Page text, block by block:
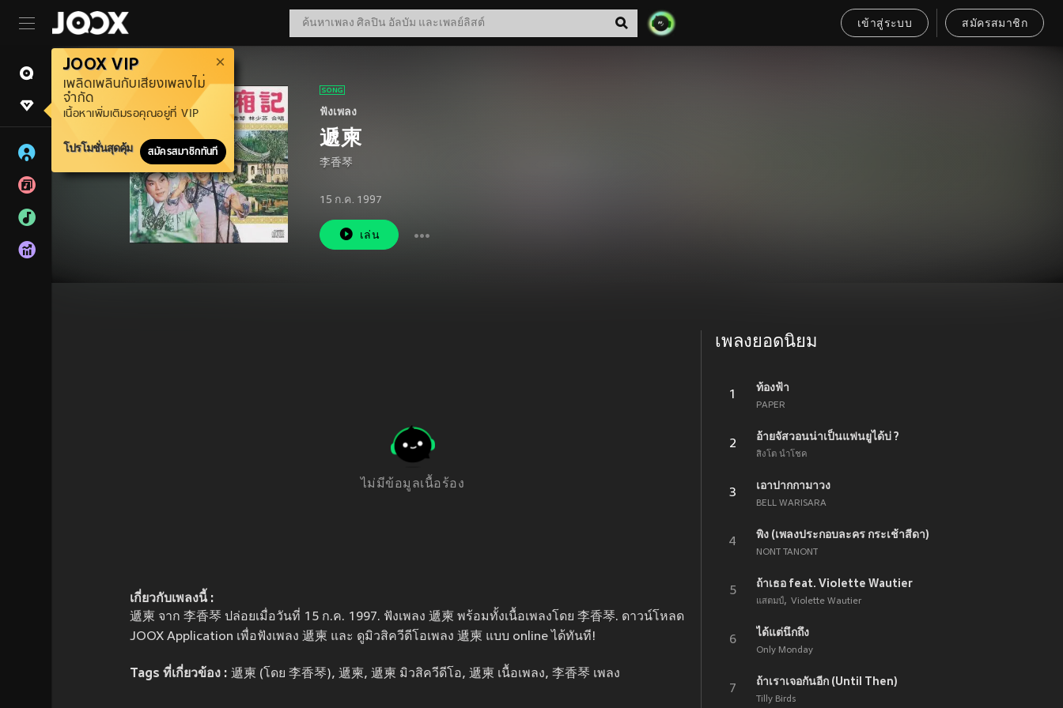
เข้าสู่ระบบ สมัครสมาชิก
JOOX VIP
เพลิดเพลินกับเสียงเพลงไม่
จำกัด
เนื้อหาเพิ่มเติมรอคุณอยู่ที่ VIP
โปรโมชั่นสุดคุ้ม สมัครสมาชิกทันที
ฟังเพลง
遞柬
李香琴
15 ก.ค. 1997
เล่น
ไม่มีข้อมูลเนื้อร้อง
เกี่ยวกับเพลงนี้ :
遞柬 จาก 李香琴 ปล่อยเมื่อวันที่ 15 ก.ค. 1997. ฟังเพลง 遞柬 พร้อมทั้งเนื้อเพลงโดย 李香琴. ดาวน์โหลด
JOOX Application เพื่อฟังเพลง 遞柬 และ ดูมิวสิควีดีโอเพลง 遞柬 แบบ online ได้ทันที!
Tags ที่เกี่ยวข้อง : 遞柬 (โดย 李香琴), 遞柬, 遞柬 มิวสิควีดีโอ, 遞柬 เนื้อเพลง, 李香琴 เพลง
เพลงยอดนิยม
1
ท้องฟ้า
PAPER
2
อ้ายจัสวอนน่าเป็นแฟนยูได้บ่ ?
สิงโต นำโชค
3
เอาปากกามาวง
BELL WARISARA
4
พิง (เพลงประกอบละคร กระเช้าสีดา)
NONT TANONT
5
ถ้าเธอ feat. Violette Wautier
แสตมป์ Violette Wautier
6
ได้แต่นึกถึง
Only Monday
7
ถ้าเราเจอกันอีก (Until Then)
Tilly Birds